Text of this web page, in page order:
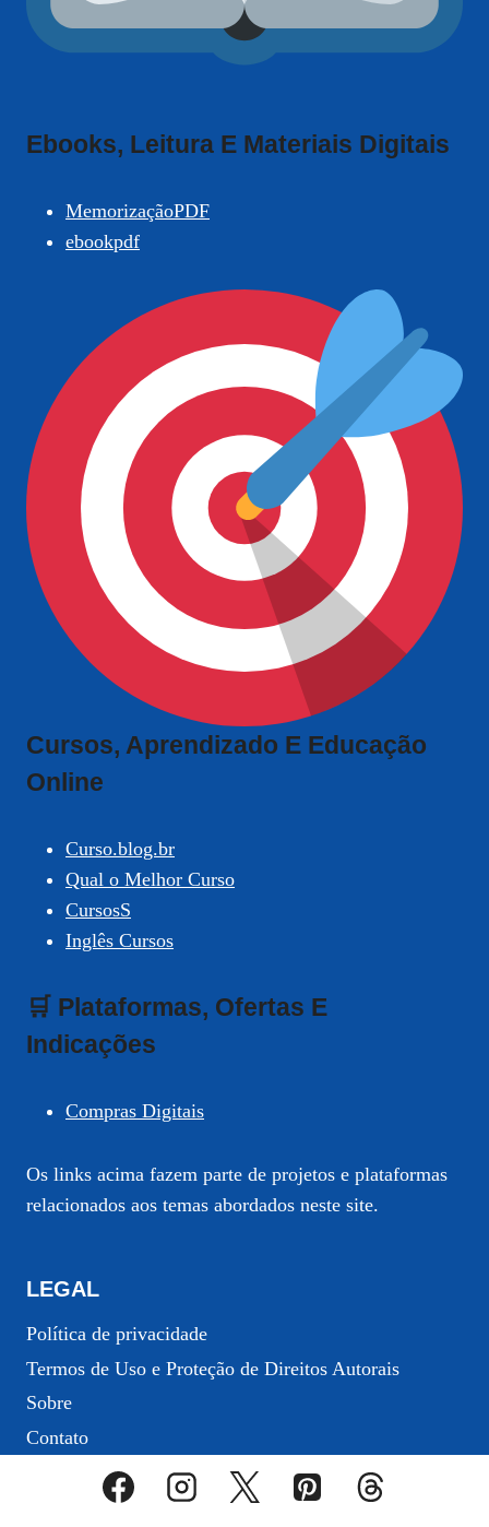
Ebooks, Leitura E Materiais Digitais
MemorizaçãoPDF
ebookpdf
Cursos, Aprendizado E Educação
Online
Curso.blog.br
Qual o Melhor Curso
CursosS
Inglês Cursos
🛒 Plataformas, Ofertas E
Indicações
Compras Digitais
Os links acima fazem parte de projetos e plataformas
relacionados aos temas abordados neste site.
LEGAL
Política de privacidade
Termos de Uso e Proteção de Direitos Autorais
Sobre
Contato